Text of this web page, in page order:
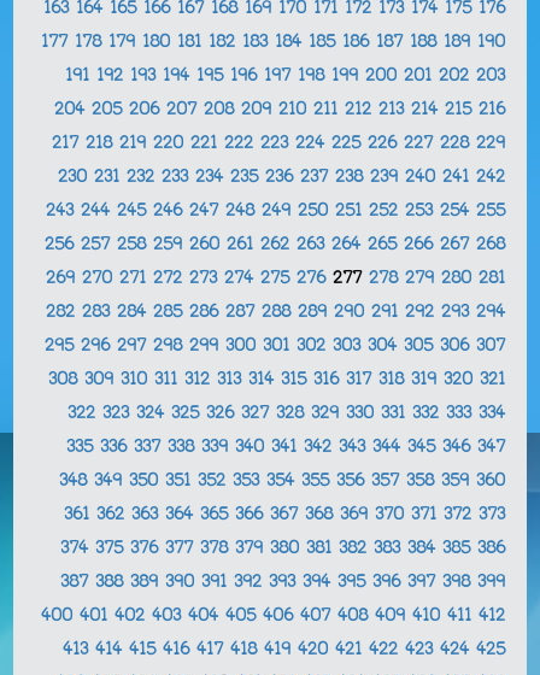
163 164 165 166 167 168 169 170 171 172 173 174 175 176
177 178 179 180 181 182 183 184 185 186 187 188 189 190
191 192 193 194 195 196 197 198 199 200 201 202 203
204 205 206 207 208 209 210 211 212 213 214 215 216
217 218 219 220 221 222 223 224 225 226 227 228 229
230 231 232 233 234 235 236 237 238 239 240 241 242
243 244 245 246 247 248 249 250 251 252 253 254 255
256 257 258 259 260 261 262 263 264 265 266 267 268
269 270 271 272 273 274 275 276 277 278 279 280 281
282 283 284 285 286 287 288 289 290 291 292 293 294
295 296 297 298 299 300 301 302 303 304 305 306 307
308 309 310 311 312 313 314 315 316 317 318 319 320 321
322 323 324 325 326 327 328 329 330 331 332 333 334
335 336 337 338 339 340 341 342 343 344 345 346 347
348 349 350 351 352 353 354 355 356 357 358 359 360
361 362 363 364 365 366 367 368 369 370 371 372 373
374 375 376 377 378 379 380 381 382 383 384 385 386
387 388 389 390 391 392 393 394 395 396 397 398 399
400 401 402 403 404 405 406 407 408 409 410 411 412
413 414 415 416 417 418 419 420 421 422 423 424 425